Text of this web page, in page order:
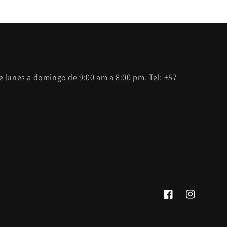
a domingo de 9:00 am a 8:00 pm. Tel: +57
FacebookInstagram